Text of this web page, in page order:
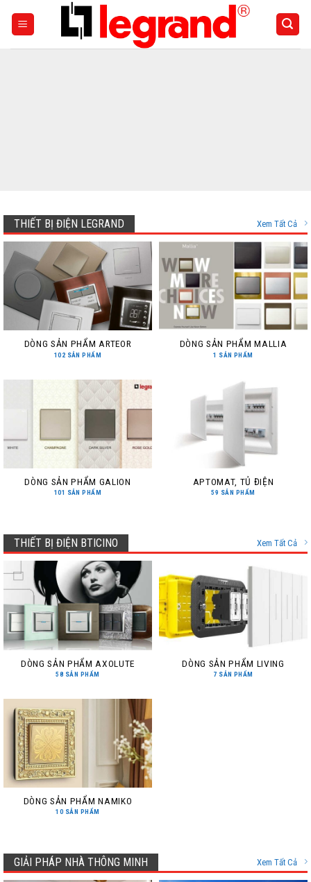
THIẾT BỊ ĐIỆN LEGRAND Xem Tất Cả
DÒNG SẢN PHẨM ARTEOR
102 SẢN PHẨM
DÒNG SẢN PHẨM MALLIA
1 SẢN PHẨM
DÒNG SẢN PHẨM GALION
101 SẢN PHẨM
APTOMAT, TỦ ĐIỆN
59 SẢN PHẨM
THIẾT BỊ ĐIỆN BTICINO Xem Tất Cả
DÒNG SẢN PHẨM AXOLUTE
58 SẢN PHẨM
DÒNG SẢN PHẨM LIVING
7 SẢN PHẨM
DÒNG SẢN PHẨM NAMIKO
10 SẢN PHẨM
GIẢI PHÁP NHÀ THÔNG MINH Xem Tất Cả